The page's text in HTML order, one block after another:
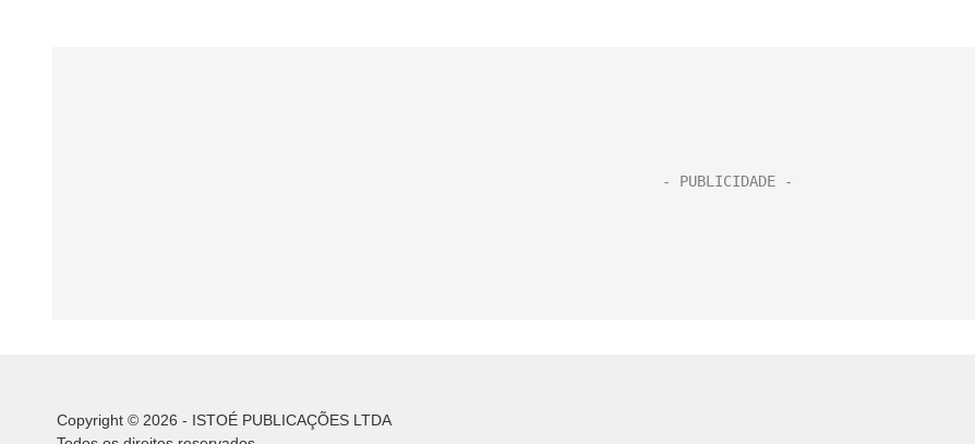
Copyright © 2026 - ISTOÉ PUBLICAÇÕES LTDA